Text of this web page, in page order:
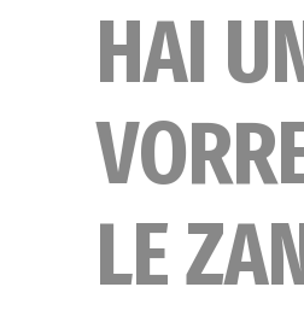
HAI
LE